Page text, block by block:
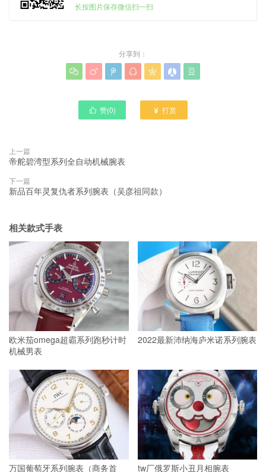
长按图片保存微信扫一扫
分享到：
      
 赞(0)  打赏
上一篇
帝舵碧湾型系列全自动机械腕表
下一篇
新品百年灵复仇者系列腕表（吴彦祖同款）
相关款式手表
欧米茄omega超霸系列跑秒计时
机械男表
2022最新沛纳海庐米诺系列腕表
万国葡萄牙系列腕表（商务首 tw厂俄罗斯小丑月相腕表